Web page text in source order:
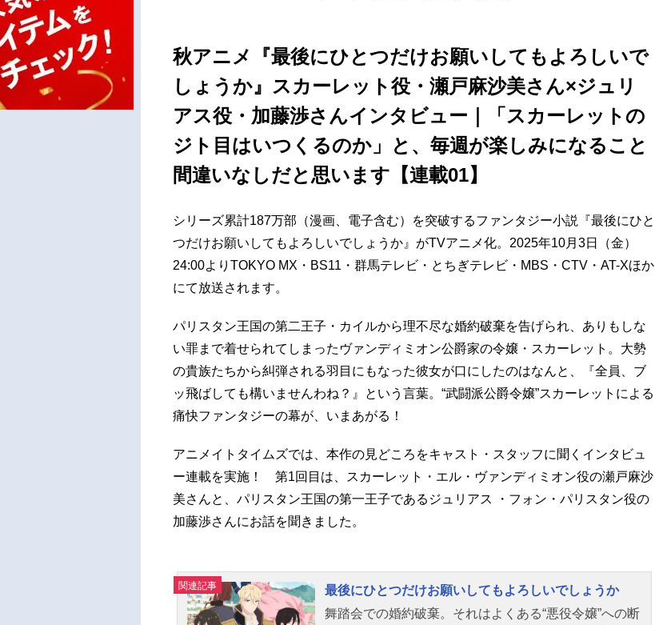
秋アニメ『最後にひとつだけお願いしてもよろしいで
しょうか』スカーレット役・瀬戸麻沙美さん×ジュリ
アス役・加藤渉さんインタビュー｜「スカーレットの
ジト目はいつくるのか」と、毎週が楽しみになること
間違いなしだと思います【連載01】
シリーズ累計187万部（漫画、電子含む）を突破するファンタジー小説『最後にひと
つだけお願いしてもよろしいでしょうか』がTVアニメ化。2025年10月3日（金）
24:00よりTOKYO MX・BS11・群馬テレビ・とちぎテレビ・MBS・CTV・AT-Xほか
にて放送されます。
パリスタン王国の第二王子・カイルから理不尽な婚約破棄を告げられ、ありもしな
い罪まで着せられてしまったヴァンディミオン公爵家の令嬢・スカーレット。大勢
の貴族たちから糾弾される羽目にもなった彼女が口にしたのはなんと、『全員、ブ
ッ飛ばしても構いませんわね？』という言葉。“武闘派公爵令嬢”スカーレットによる
痛快ファンタジーの幕が、いまあがる！
アニメイトタイムズでは、本作の見どころをキャスト・スタッフに聞くインタビュ
ー連載を実施！ 第1回目は、スカーレット・エル・ヴァンディミオン役の瀬戸麻沙
美さんと、パリスタン王国の第一王子であるジュリアス ・フォン・パリスタン役の
加藤渉さんにお話を聞きました。
関連記事
最後にひとつだけお願いしてもよろしいでしょうか
舞踏会での婚約破棄。それはよくある“悪役令嬢”への断